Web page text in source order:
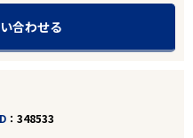
合わせる
348533